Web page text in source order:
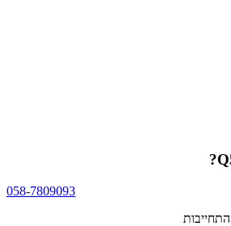
?
058-7809093